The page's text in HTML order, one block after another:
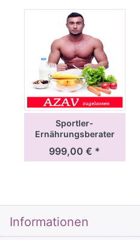
Sportler-
Ernährungsberater
999,00 € *
Informationen